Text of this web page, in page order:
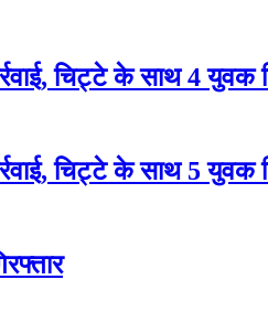
चिट्टे के साथ 4 युवक
चिट्टे के साथ 5 युवक